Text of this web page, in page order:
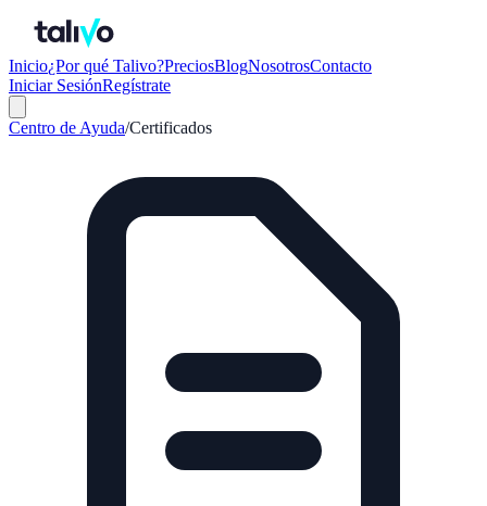
Inicio¿Por qué Talivo?PreciosBlogNosotrosContacto
Iniciar SesiónRegístrate
Centro de Ayuda/Certificados